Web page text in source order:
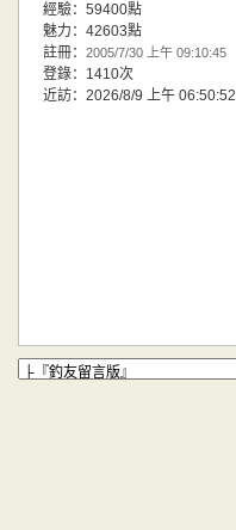
經驗：59400點
魅力：42603點
註冊： 2005/7/30 上午 09:10:45
登錄：1410次
近訪：2026/8/9 上午 06:50:52